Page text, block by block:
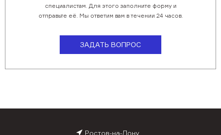
специалистам. Для этого заполните форму и
отправьте её. Мы ответим вам в течении 24 часов.
ЗАДАТЬ ВОПРОС
Ростов-на-Дону